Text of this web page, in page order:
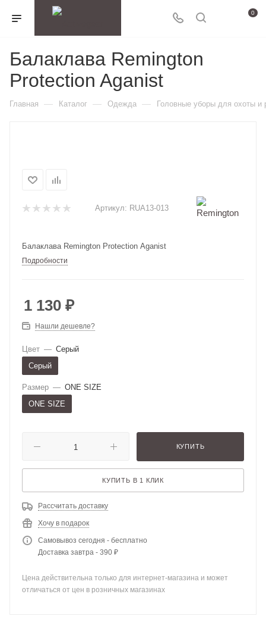
0
Балаклава Remington
Protection Aganist
Главная — Каталог — Одежда — Головные уборы для охоты и
Артикул: RUA13-013
Балаклава Remington Protection Aganist
Подробности
1 130 ₽
Нашли дешевле?
Цвет — Серый
Серый
Размер — ONE SIZE
ONE SIZE
КУПИТЬ
КУПИТЬ В 1 КЛИК
Рассчитать доставку
Хочу в подарок
Самовывоз сегодня - бесплатно
Доставка завтра - 390 ₽
Цена действительна только для интернет-магазина и может
отличаться от цен в розничных магазинах